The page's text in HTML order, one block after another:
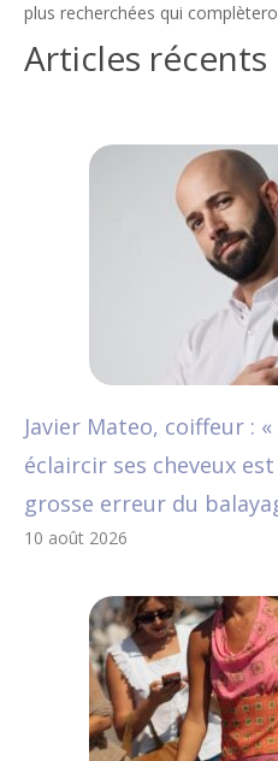
plus recherchées qui
Articles récents
Javier Mateo, coiffeur :
éclaircir ses cheveux
grosse erreur du
10 août 2026